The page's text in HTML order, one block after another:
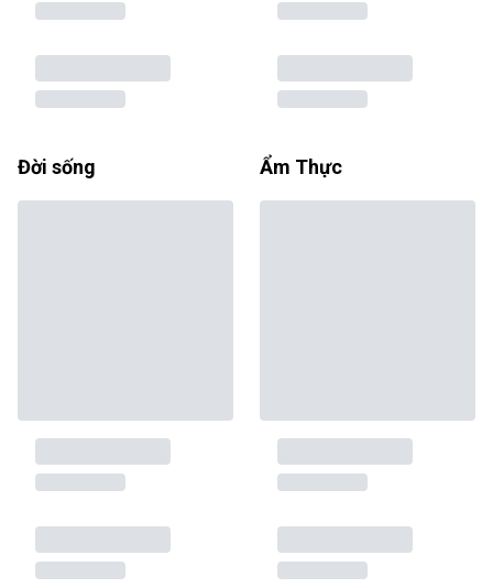
Đời sống Ẩm Thực